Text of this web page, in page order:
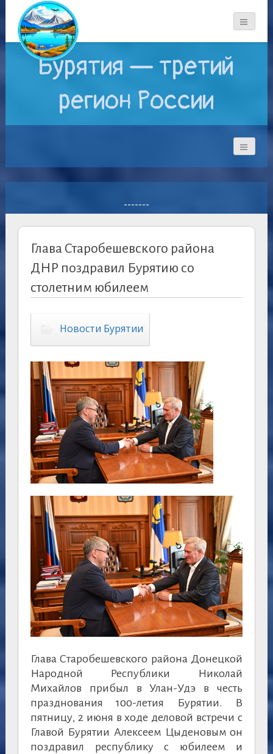
Бурятия — третий
регион России
-------
Глава Старобешевского района
ДНР поздравил Бурятию со
столетним юбилеем
Новости Бурятии
Глава Старобешевского района Донецкой
Народной Республики Николай
Михайлов прибыл в Улан-Удэ в честь
празднования 100-летия Бурятии. В
пятницу, 2 июня в ходе деловой встречи с
Главой Бурятии Алексеем Цыденовым он
поздравил республику с юбилеем и